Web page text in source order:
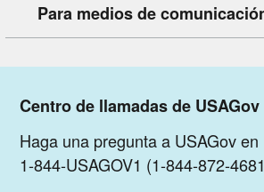
Para medios de
Centro de llamadas de USAGov
Haga una pregunta a USAGov
1-844-USAGOV1 (1-844-872-